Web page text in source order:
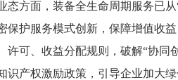
态方面，装备全生命周期服务已
保护服务模式创新，保障增值收
许可、收益分配规则，破解“协
识产权激励政策，引导企业加大绿